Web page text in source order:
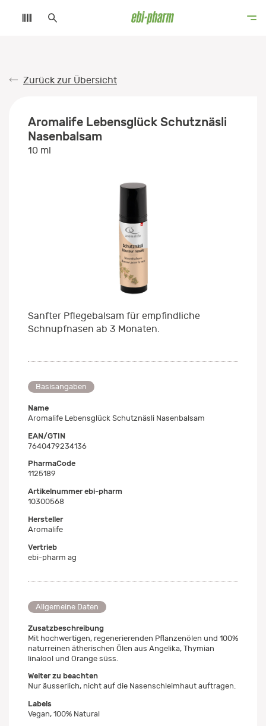
Zurück zur Übersicht
Aromalife Lebensglück Schutznäsli
Nasenbalsam
10 ml
Sanfter Pflegebalsam für empfindliche
Schnupfnasen ab 3 Monaten.
Basisangaben
Name
Aromalife Lebensglück Schutznäsli Nasenbalsam
EAN/GTIN
7640479234136
PharmaCode
1125189
Artikelnummer ebi-pharm
10300568
Hersteller
Aromalife
Vertrieb
ebi-pharm ag
Allgemeine Daten
Zusatzbeschreibung
Mit hochwertigen, regenerierenden Pflanzenölen und 100%
naturreinen ätherischen Ölen aus Angelika, Thymian
linalool und Orange süss.
Weiter zu beachten
Nur äusserlich, nicht auf die Nasenschleimhaut auftragen.
Labels
Vegan, 100% Natural